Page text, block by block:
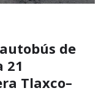
de
21
Tlaxco–